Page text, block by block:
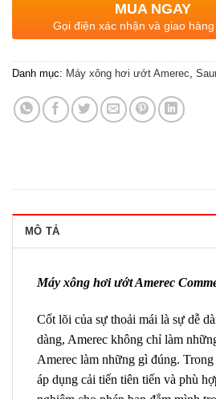
MUA NGAY
Gọi điện xác nhận và giao
Danh mục: Máy xông hơi ướt Amerec,
MÔ TẢ
Máy xông hơi ướt Amerec
Cốt lõi của sự thoải mái là sự dễ
dàng, Amerec không chỉ làm
Amerec làm những gì đúng.
áp dụng cải tiến tiên tiến và phù